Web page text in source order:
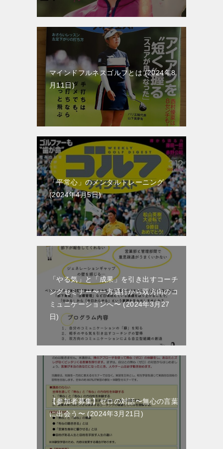
マインドフルネスゴルフとは
2024年8
月11日
「平常心」のメンタルトレーニング
2024年4月5日
「やる気」と「成果」を引き出すコーチ
ングセミナー〜一方通行から双方向のコ
ミュニケーションへ〜
2024年3月27
日
【参加者募集】ゼロの対話〜無心の言葉
に出会う〜
2024年3月21日